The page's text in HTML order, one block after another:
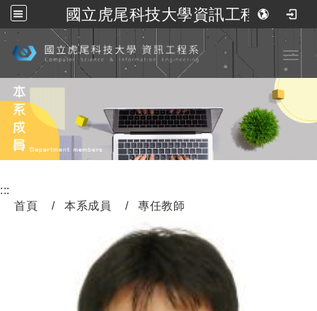
國立虎尾科技大學資訊工程系
跳到主要內容
:::
首頁
本系成員 專任教師